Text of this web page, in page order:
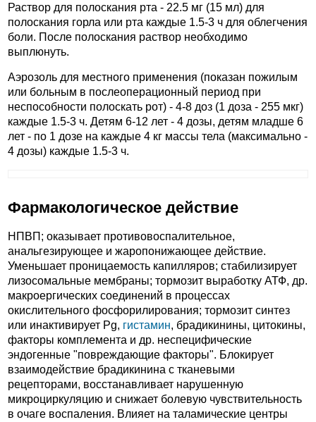
Раствор для полоскания рта - 22.5 мг (15 мл) для
полоскания горла или рта каждые 1.5-3 ч для облегчения
боли. После полоскания раствор необходимо
выплюнуть.
Аэрозоль для местного применения (показан пожилым
или больным в послеоперационный период при
неспособности полоскать рот) - 4-8 доз (1 доза - 255 мкг)
каждые 1.5-3 ч. Детям 6-12 лет - 4 дозы, детям младше 6
лет - по 1 дозе на каждые 4 кг массы тела (максимально -
4 дозы) каждые 1.5-3 ч.
Фармакологическое действие
НПВП; оказывает противовоспалительное,
анальгезирующее и жаропонижающее действие.
Уменьшает проницаемость капилляров; стабилизирует
лизосомальные мембраны; тормозит выработку АТФ, др.
макроергических соединений в процессах
окислительного фосфорилирования; тормозит синтез
или инактивирует Pg, гистамин, брадикинины, цитокины,
факторы комплемента и др. неспецифические
эндогенные "повреждающие факторы". Блокирует
взаимодействие брадикинина с тканевыми
рецепторами, восстанавливает нарушенную
микроциркуляцию и снижает болевую чувствительность
в очаге воспаления. Влияет на таламические центры